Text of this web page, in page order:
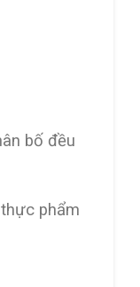
bố đều
phẩm